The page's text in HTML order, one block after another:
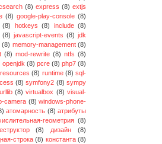
(8) express (8) extjs
(8) google-play-console (8)
(8) hotkeys (8) include (8)
(8) javascript-events (8) jdk
(8) memory-management (8)
(8) mod-rewrite (8) ntfs (8)
openjdk (8) pcre (8) php7 (8)
resources (8) runtime (8) sql-
(8) symfony2 (8) sympy
urllib (8) virtualbox (8) visual-
camera (8) windows-phone-
атомарность (8) атрибуты
геометрия (8)
(8) дизайн
(8)
строка (8) константа (8)